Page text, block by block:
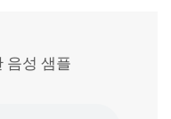
음성 샘플